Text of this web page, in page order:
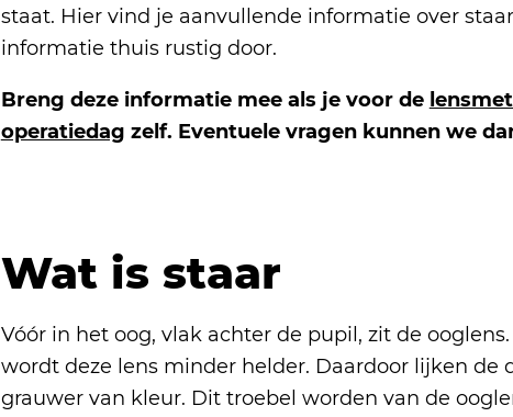
staat. Hier vind je aanvullende informatie over
informatie thuis rustig door.
Breng deze informatie mee als je voor de
operatiedag zelf. Eventuele vragen kunnen we
Wat is staar
Vóór in het oog, vlak achter de pupil, zit de
wordt deze lens minder helder. Daardoor lijken de
grauwer van kleur. Dit troebel worden van de